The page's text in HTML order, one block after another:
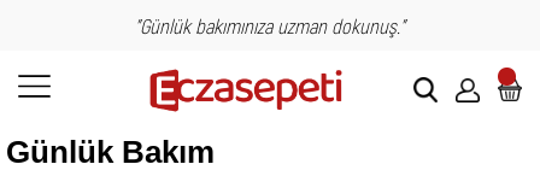
"Günlük bakımınıza uzman dokunuş."
Günlük Bakım